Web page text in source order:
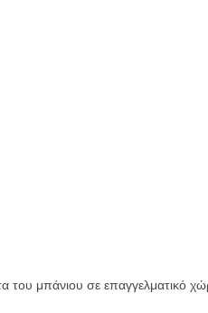
του μπάνιου σε επαγγελματικό